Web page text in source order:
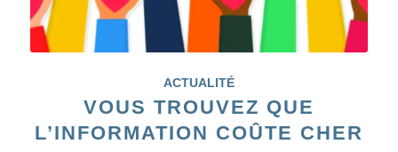
ACTUALITÉ
VOUS TROUVEZ QUE
L’INFORMATION COÛTE CHER